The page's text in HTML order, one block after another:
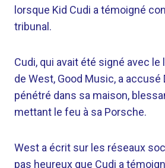
lorsque Kid Cudi a témoigné
tribunal.
Cudi, qui avait été signé avec le
de West, Good Music, a accusé
pénétré dans sa maison,
mettant le feu à sa Porsche.
West a écrit sur les réseaux
pas heureux que Cudi a